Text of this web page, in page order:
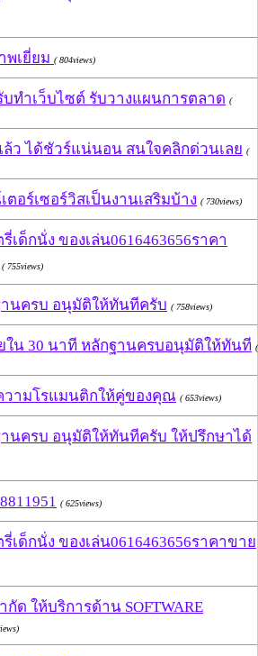
เยี่ยม ( 804views)
ทำเว็บไซต์ รับวางแผนการตลาด (
ว ได้ชัวร์แน่นอน สนใจคลิกด่วนเลย (
ตอร์เซอร์วิสเป็นงานเสริมบ้าง ( 730views)
เด็กนั่ง ของเล่น0616463656ราคา
( 755views)
านครบ​ อนุมัติ​ให้​ทันที​ครับ​ ( 758views)
ใน​ 30 นาที​ หลักฐาน​ครบอนุมัติ​ให้​ทันที (
วามโรแมนติกให้คู่ของคุณ ( 653views)
นครบ​ อนุมัติ​ให้​ทันที​ครับ​​ ให้ปรึกษาได้
( 625views)
เด็กนั่ง ของเล่น0616463656ราคาขาย
ด ให้บริการด้าน SOFTWARE